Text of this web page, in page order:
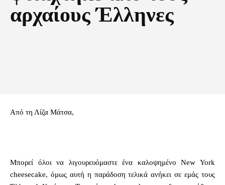
αρχαίους Έλληνες
Από τη Λίζα Μάτσα,
Μπορεί όλοι να λιγουρευόμαστε ένα καλοψημένο New York
cheesecake, όμως αυτή η παράδοση τελικά ανήκει σε εμάς τους